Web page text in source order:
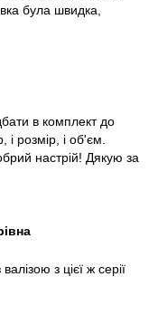
була швидка,
в комплект до
і розмір, і об'єм.
настрій! Дякую за
з цієї ж серії